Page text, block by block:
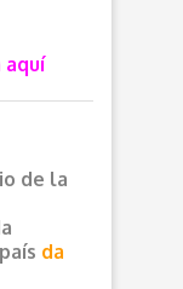
aquí
de la
da